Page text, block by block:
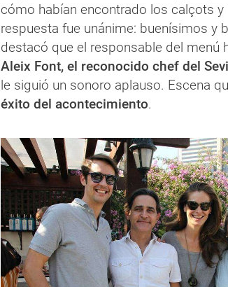
cómo habían encontrado los calçots y
respuesta fue unánime: buenísimos y
destacó que el responsable del menú
Aleix Font, el reconocido chef del
le siguió un sonoro aplauso. Escena
éxito del acontecimiento.